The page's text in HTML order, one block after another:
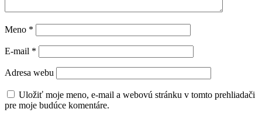
Meno *
E-mail *
Adresa webu
Uložiť moje meno, e-mail a webovú stránku v tomto prehliadači
pre moje budúce komentáre.